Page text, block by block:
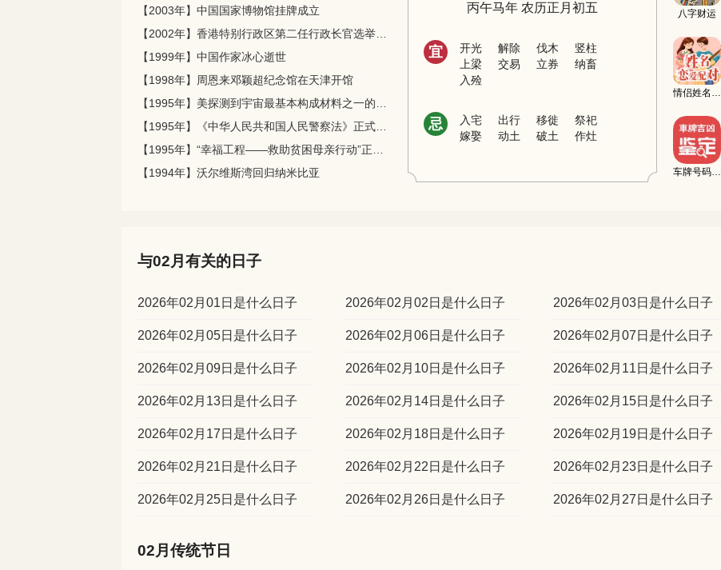
【2003年】中国国家博物馆挂牌成立
【1999年】中国作家冰心逝世
【1998年】周恩来邓颖超纪念馆在天津开馆
【1994年】沃尔维斯湾回归纳米比亚
丙午马年 农历正月初五
宜 开光 解除 伐木
竖柱
上梁
交易 立券
纳畜
入殓
忌 入宅 出行 移徙
祭祀
嫁娶
动土 破土 作灶
八字财运
情侣姓名配对
车牌号码吉凶测试
与02月有关的日子
2026年02月01日是什么日子 2026年02月02日是什么日子 2026年02月03日是什么日子
2026年02月05日是什么日子 2026年02月06日是什么日子 2026年02月07日是什么日子
2026年02月09日是什么日子 2026年02月10日是什么日子 2026年02月11日是什么日子
2026年02月13日是什么日子 2026年02月14日是什么日子 2026年02月15日是什么日子
2026年02月17日是什么日子 2026年02月18日是什么日子 2026年02月19日是什么日子
2026年02月21日是什么日子 2026年02月22日是什么日子 2026年02月23日是什么日子
2026年02月25日是什么日子 2026年02月26日是什么日子 2026年02月27日是什么日子
02月传统节日